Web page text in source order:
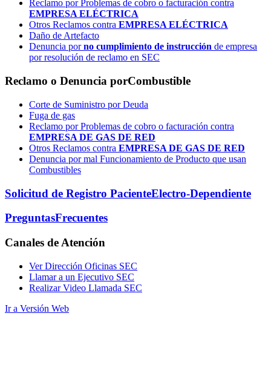
Reclamo por Problemas de cobro o facturación contra
EMPRESA ELÉCTRICA
Otros Reclamos contra EMPRESA ELÉCTRICA
Daño de Artefacto
Denuncia porno cumplimiento de instrucción de empresa
por resolución de reclamo en SEC
Reclamo o Denuncia porCombustible
Corte de Suministro por Deuda
Fuga de gas
Reclamo por Problemas de cobro o facturación contra
EMPRESA DE GAS DE RED
Otros Reclamos contra EMPRESA DE GAS DE RED
Denuncia por mal Funcionamiento de Producto que usan
Combustibles
Solicitud de Registro PacienteElectro-Dependiente
PreguntasFrecuentes
Canales de Atención
Ver Dirección Oficinas SEC
Llamar a un Ejecutivo SEC
Realizar Video Llamada SEC
Ir a Versión Web